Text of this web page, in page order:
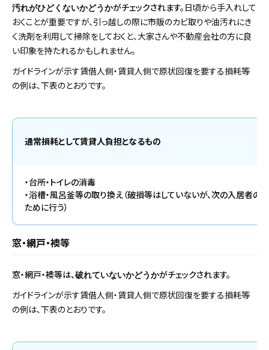
汚れがひどくないかどうかがチェックされます。 日頃から手入れして
おくことが重要ですが、引っ越しの際に市販のカビ取りや油汚れにき
く洗剤を利用して掃除をしておくと、大家さんや不動産会社の方に良
い印象を持たれるかもしれません。
ガイドラインが示す賃借人側・賃貸人側で原状回復を要する損耗等
の例は、下表のとおりです。
通常損耗として賃貸人負担となるもの
・台所・トイレの消毒
・浴槽・風呂釜等の取り換え（破損等はしていないが、次の入居者の
ために行う）
窓・網戸・襖等
窓・網戸・襖等は、 破れていないかどうかがチェックされます。
ガイドラインが示す賃借人側・賃貸人側で原状回復を要する損耗等
の例は、下表のとおりです。